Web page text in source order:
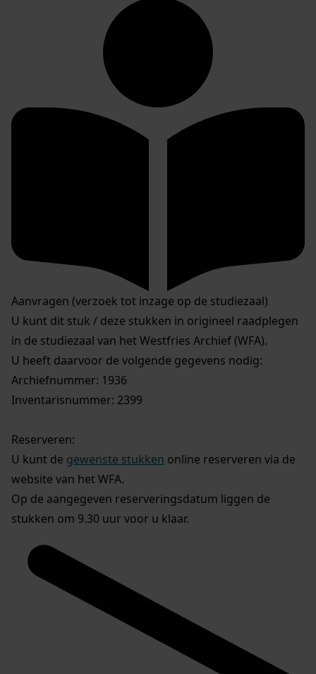
Aanvragen (verzoek tot inzage op de studiezaal)
U kunt dit stuk / deze stukken in origineel raadplegen
in de studiezaal van het Westfries Archief (WFA).
U heeft daarvoor de volgende gegevens nodig:
Archiefnummer: 1936
Inventarisnummer: 2399
Reserveren:
U kunt de gewenste stukken online reserveren via de
website van het WFA.
Op de aangegeven reserveringsdatum liggen de
stukken om 9.30 uur voor u klaar.